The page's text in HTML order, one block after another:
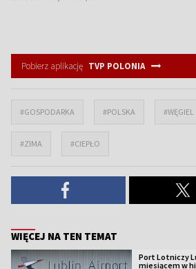
Pobierz aplikację TVP POLONIA
#GOSPODARKA #POLSKA #WĘGIEL
#ZIMA #CIEPŁO
WIĘCEJ NA TEN TEMAT
Port Lotniczy
miesiącem w